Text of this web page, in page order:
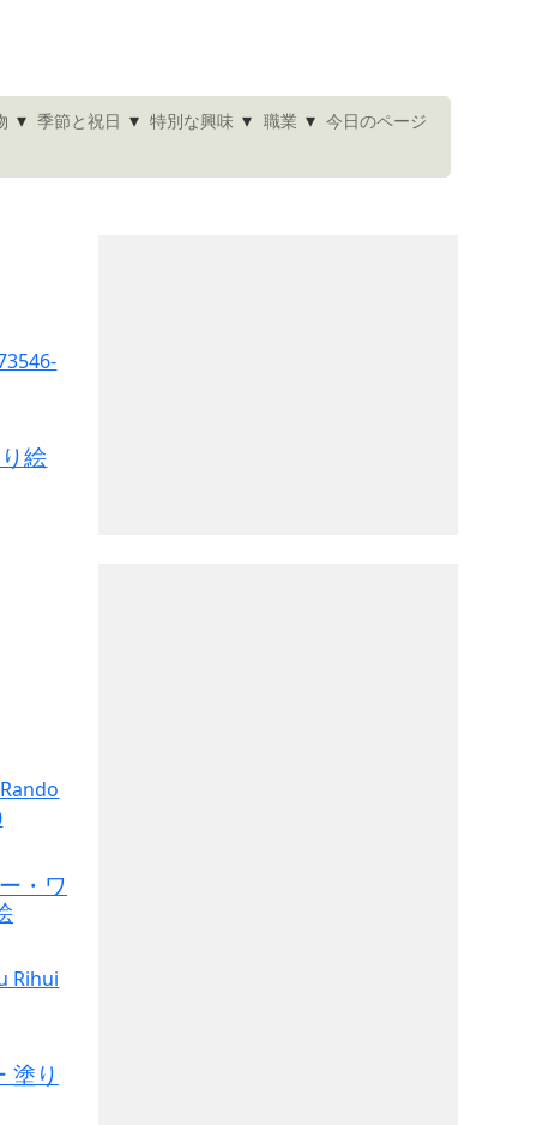
▾ 季節と祝日 ▾ 特別な興味 ▾ 職業 ▾ 今日のページ
絵
・ワ
塗り